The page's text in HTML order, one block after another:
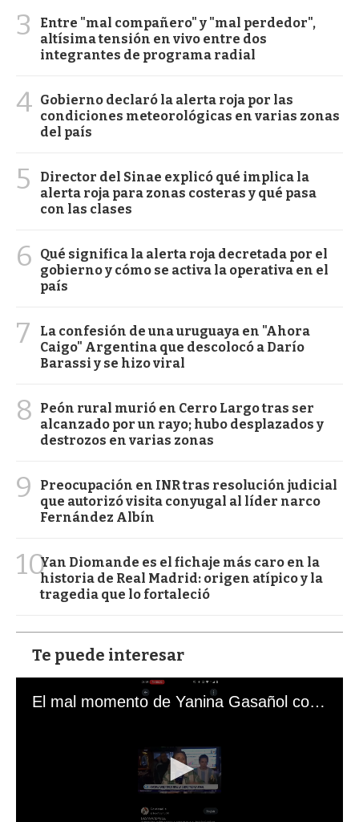
3
Entre "mal compañero" y "mal perdedor",
altísima tensión en vivo entre dos
integrantes de programa radial
4 Gobierno declaró la alerta roja por las
condiciones meteorológicas en varias zonas
del país
5
Director del Sinae explicó qué implica la
alerta roja para zonas costeras y qué pasa
con las clases
6
Qué significa la alerta roja decretada por el
gobierno y cómo se activa la operativa en el
país
7
La confesión de una uruguaya en "Ahora
Caigo" Argentina que descolocó a Darío
Barassi y se hizo viral
8
Peón rural murió en Cerro Largo tras ser
alcanzado por un rayo; hubo desplazados y
destrozos en varias zonas
9
Preocupación en INR tras resolución judicial
que autorizó visita conyugal al líder narco
Fernández Albín
10Yan Diomande es el fichaje más caro en la
historia de Real Madrid: origen atípico y la
tragedia que lo fortaleció
Te puede interesar
El mal momento de Yanina Gasañol con un hincha argentino en "Subrayado"